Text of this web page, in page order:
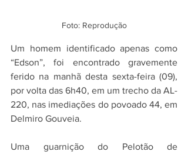
Foto: Reprodução
Um homem identificado apenas como
“Edson”, foi encontrado gravemente
ferido na manhã desta sexta-feira (09),
por volta das 6h40, em um trecho da AL-
220, nas imediações do povoado 44, em
Delmiro Gouveia.
Uma guarnição do Pelotão de